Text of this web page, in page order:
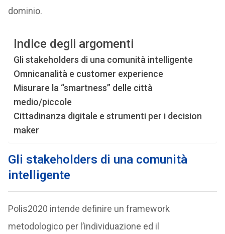
dominio.
Indice degli argomenti
Gli stakeholders di una comunità intelligente
Omnicanalità e customer experience
Misurare la “smartness” delle città
medio/piccole
Cittadinanza digitale e strumenti per i decision
maker
Gli stakeholders di una comunità
intelligente
Polis2020 intende definire un framework
metodologico per l’individuazione ed il